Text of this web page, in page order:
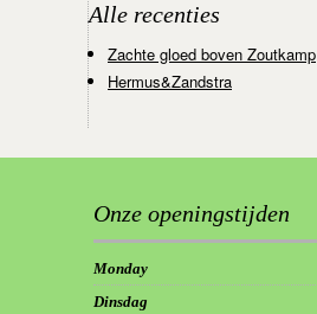
Alle recenties
Zachte gloed boven Zoutkamp
Hermus&Zandstra
Onze openingstijden
Monday
Dinsdag